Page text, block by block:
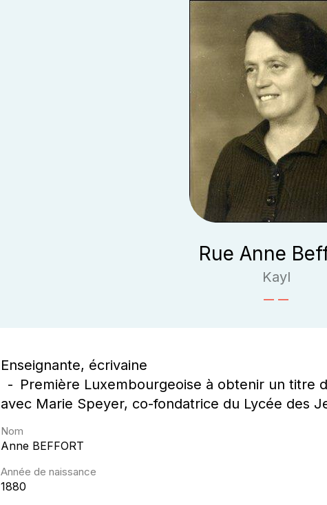
Rue Anne
Kayl
Enseignante, écrivaine
Première Luxembourgeoise à obtenir un titre
avec Marie Speyer, co-fondatrice du Lycée des
Nom
Anne BEFFORT
Année de naissance
1880